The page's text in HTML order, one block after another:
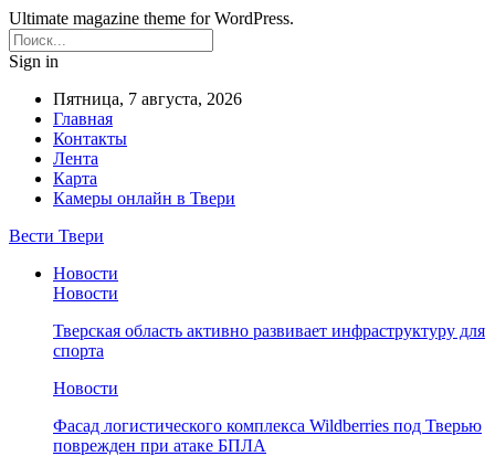
Ultimate magazine theme for WordPress.
Sign in
Пятница, 7 августа, 2026
Главная
Контакты
Лента
Карта
Камеры онлайн в Твери
Вести Твери
Новости
Новости
Тверская область активно развивает инфраструктуру для
спорта
Новости
Фасад логистического комплекса Wildberries под Тверью
поврежден при атаке БПЛА